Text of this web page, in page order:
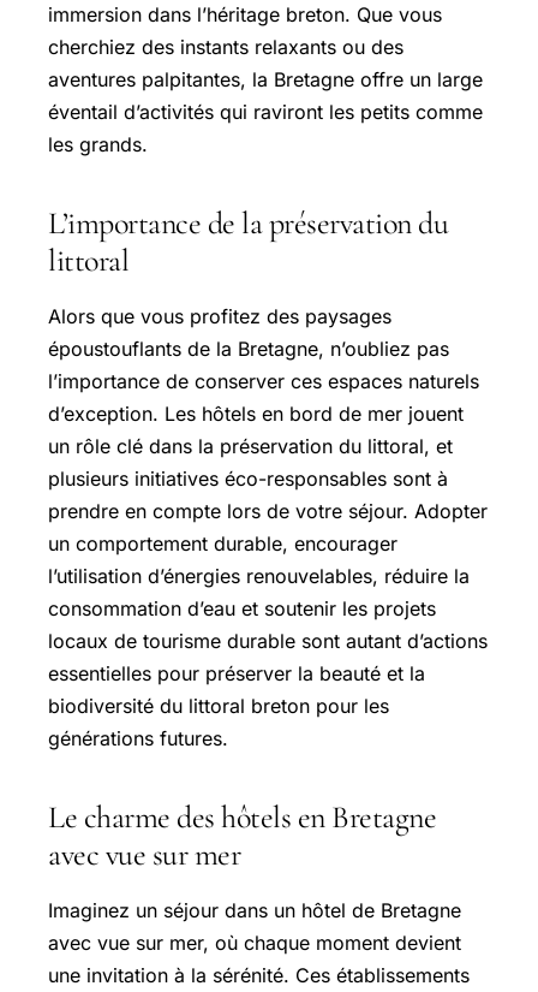
immersion dans l’héritage breton. Que vous
cherchiez des instants relaxants ou des
aventures palpitantes, la Bretagne offre un large
éventail d’activités qui raviront les petits comme
les grands.
L’importance de la préservation du
littoral
Alors que vous profitez des paysages
époustouflants de la Bretagne, n’oubliez pas
l’importance de conserver ces espaces naturels
d’exception. Les hôtels en bord de mer jouent
un rôle clé dans la préservation du littoral, et
plusieurs initiatives éco-responsables sont à
prendre en compte lors de votre séjour. Adopter
un comportement durable, encourager
l’utilisation d’énergies renouvelables, réduire la
consommation d’eau et soutenir les projets
locaux de tourisme durable sont autant d’actions
essentielles pour préserver la beauté et la
biodiversité du littoral breton pour les
générations futures.
Le charme des hôtels en Bretagne
avec vue sur mer
Imaginez un séjour dans un hôtel de Bretagne
avec vue sur mer, où chaque moment devient
une invitation à la sérénité. Ces établissements